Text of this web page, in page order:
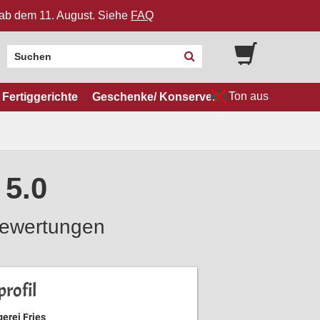
dem 11. August. Siehe FAQ
Fertiggerichte Geschenke/ Konserven Ton aus
Fries